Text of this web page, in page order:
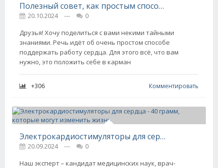
Полезный совет, как простым способом провести диагностику и наладить работу вашего сердца
20.10.2024 ---
0
Друзья! Хочу поделиться с вами некими тайными
знаниями. Речь идёт об очень простом способе
поддержать работу сердца. Для этого всё, что вам
нужно, это положить себе в карман
+306 Комментировать
Электрокардиостимуляторы для сердца - 40 грамм, которые могут изменить жизнь
20.09.2024 ---
0
Наш эксперт – кандидат медицинских наук, врач-